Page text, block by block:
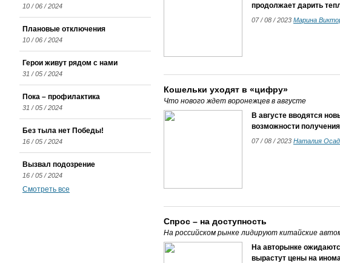
продолжает дарить
07 / 08 / 2023 Марина
Кошельки уходят в «цифру»
Что нового ждет воронежцев в августе
В августе вводятся
возможности
07 / 08 / 2023 Наталия
Спрос – на доступность
На российском рынке лидируют китайские
На авторынке
вырастут цены на
10 / 06 / 2024
Плановые отключения
10 / 06 / 2024
Герои живут рядом с нами
31 / 05 / 2024
Пока – профилактика
31 / 05 / 2024
Без тыла нет Победы!
16 / 05 / 2024
Вызвал подозрение
16 / 05 / 2024
Смотреть все